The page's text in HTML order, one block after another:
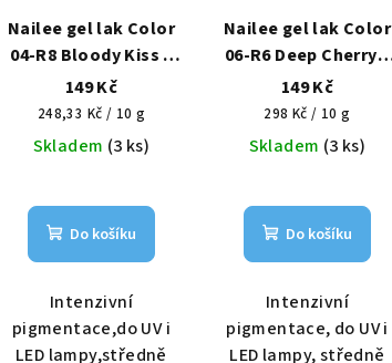
Nailee gel lak Color
04-R8 Bloody Kiss –
Krvavá vášeň HEMA
Free 6g
149 Kč
Měrná
cena:
248,33 Kč / 10 g
Skladem (3 ks)
Do košíku
Intenzivní
pigmentace,do UV i
LED lampy,středně
Nailee gel lak Color
06-R6 Deep Cherry –
Višňové pokušení
HEMA Free 6g
149 Kč
Měrná
cena:
298 Kč / 10 g
Skladem (3 ks)
Do košíku
Intenzivní
pigmentace, do UV i
LED lampy, středně